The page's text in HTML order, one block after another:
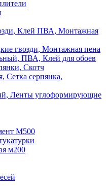
Клей ПВА, Монтажная
гвозди, Монтажная пена
ПВА, Клей для обоев
Скотч
Сетка серпянка,
Ленты углоформирующие
М500
м200